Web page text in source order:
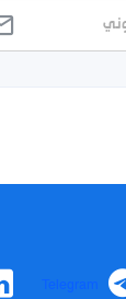
Telegram